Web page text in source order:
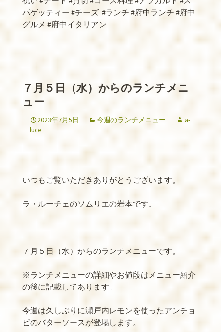
パゲッティー #チーズ #ランチ #府中ランチ #府中
グルメ #府中イタリアン
７月５日（水）からのランチメニ
ュー
2023年7月5日 今週のランチメニュー
la-
luce
いつもご覧いただきありがとうございます。
ラ・ルーチェのソムリエの岩本です。
７月５日（水）からのランチメニューです。
※ランチメニューの詳細やお値段はメニュー紹介
の後に記載してあります。
今週は久しぶりに瀬戸内レモンを使ったアンチョ
ビのバターソースが登場します。